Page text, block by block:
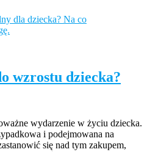
wzrostu dziecka?
wydarzenie w życiu dziecka.
i podejmowana na
się nad tym zakupem,